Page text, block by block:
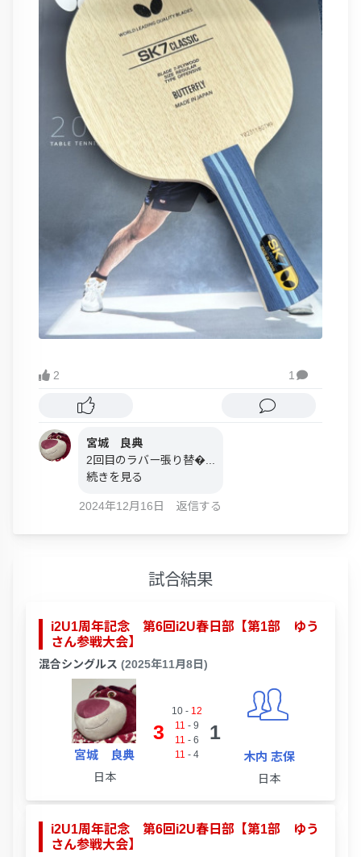
2 1 
宮城 良典
2回目のラバー張り替�...
続きを見る
2024年12月16日 返信する
試合結果
i2U1周年記念 第6回i2U春日部【第1部 ゆう
さん参戦大会】
混合シングルス (2025年11月8日)
宮城 良典
日本
3
10- 12
11 - 9
11 - 6
11 - 4
1
木内 志保
日本
i2U1周年記念 第6回i2U春日部【第1部 ゆう
さん参戦大会】